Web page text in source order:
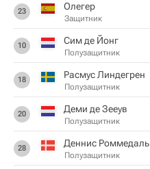
23 Олегер
Защитник
10 Сим де Йонг
Полузащитник
18 Расмус Линдегрен
Полузащитник
20 Деми де Зееув
Полузащитник
28 Деннис Роммедаль
Полузащитник